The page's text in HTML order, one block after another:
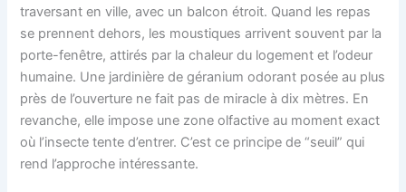
traversant en ville, avec un balcon étroit. Quand les repas
se prennent dehors, les moustiques arrivent souvent par la
porte-fenêtre, attirés par la chaleur du logement et l’odeur
humaine. Une jardinière de géranium odorant posée au plus
près de l’ouverture ne fait pas de miracle à dix mètres. En
revanche, elle impose une zone olfactive au moment exact
où l’insecte tente d’entrer. C’est ce principe de “seuil” qui
rend l’approche intéressante.